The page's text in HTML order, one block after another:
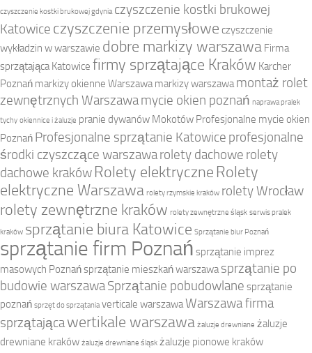
czyszczenie kostki brukowej gdynia czyszczenie kostki brukowej
Katowice czyszczenie przemysłowe czyszczenie
wykładzin w warszawie dobre markizy warszawa Firma
sprzątająca Katowice firmy sprzątające Kraków Karcher
Poznań markizy okienne Warszawa markizy warszawa montaż rolet
zewnętrznych Warszawamycie okien poznań naprawa pralek
tychy okiennice i żaluzje pranie dywanów Mokotów Profesjonalne mycie okien
Poznań Profesjonalne sprzątanie Katowice profesjonalne
środki czyszczące warszawarolety dachowe rolety
dachowe kraków Rolety elektryczne Rolety
elektryczne Warszawa rolety rzymskie kraków rolety Wrocław
rolety zewnętrzne kraków rolety zewnętrzne śląsk serwis pralek
kraków sprzątanie biura Katowice Sprzątanie biur Poznań
sprzątanie firm Poznań sprzątanie imprez
masowych Poznańsprzątanie mieszkań warszawa sprzątanie po
budowie warszawaSprzątanie pobudowlane sprzątanie
poznań sprzęt do sprzątania verticale warszawaWarszawa firma
sprzątającawertikale warszawa żaluzje drewniane żaluzje
drewniane kraków żaluzje drewniane śląsk żaluzje pionowe kraków